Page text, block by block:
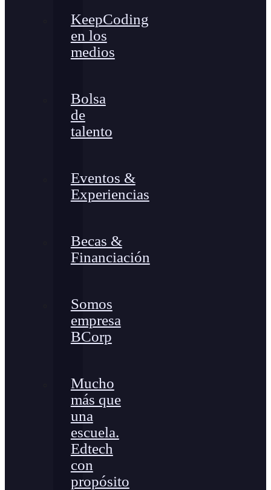
KeepCoding
en los
medios
Bolsa
de
talento
Eventos &
Experiencias
Becas &
Financiación
Somos
empresa
BCorp
Mucho
más que
una
escuela.
Edtech
con
propósito